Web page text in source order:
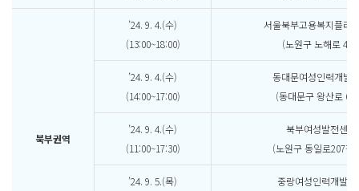
북부권역
’24. 9. 4.(수)
(13:00~18:00)
서울북부고용복지플러
(노원구 노해로
’24. 9. 4.(수)
(14:00~17:00)
동대문여성인력개발
(동대문구 왕산로
’24. 9. 4.(수)
(11:00~17:30)
북부여성발전센터
(노원구 동일로207길
’24. 9. 5.(목)
중랑여성인력개발센